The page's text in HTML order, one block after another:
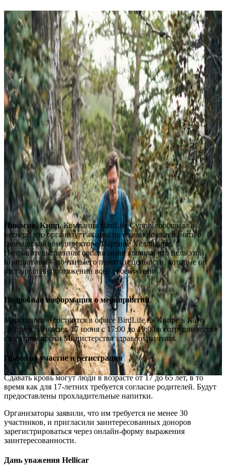
Никосия, Кипр.Компания BirdLife Cyprus сообщила в
четверг, что организует акцию по сдаче крови в память о
своем покойном директоре Мартине Хелликаре.
Неправительственная организация заявила, что цель этой
инициативы – почтить его память и ценности, которые он
отстаивал на протяжении всей своей жизни.
Подробная информация о мероприятии
Мероприятие состоится в офисе BirdLife на Кипре в Като
Дефтера, Никосия, 17 июня с 17:00 до 19:00 в сотрудничестве
с центром крови Министерства здравоохранения.
Право на участие и регистрация
Сдавать кровь могут люди в возрасте от 17 до 65 лет, в то
время как для 17-летних требуется согласие родителей. Будут
предоставлены прохладительные напитки.
Организаторы заявили, что им требуется не менее 30
участников, и пригласили заинтересованных доноров
зарегистрироваться через онлайн-форму выражения
заинтересованности.
Дань уважения Hellicar